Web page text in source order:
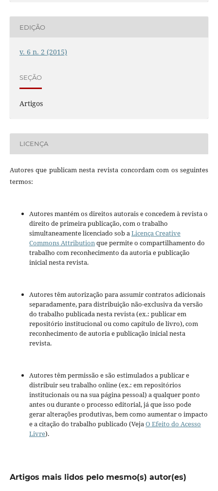
EDIÇÃO
v. 6 n. 2 (2015)
SEÇÃO
Artigos
LICENÇA
Autores que publicam nesta revista concordam com os seguintes
termos:
Autores mantém os direitos autorais e concedem à revista o
direito de primeira publicação, com o trabalho
simultaneamente licenciado sob a Licença Creative
Commons Attribution que permite o compartilhamento do
trabalho com reconhecimento da autoria e publicação
inicial nesta revista.
Autores têm autorização para assumir contratos adicionais
separadamente, para distribuição não-exclusiva da versão
do trabalho publicada nesta revista (ex.: publicar em
repositório institucional ou como capítulo de livro), com
reconhecimento de autoria e publicação inicial nesta
revista.
Autores têm permissão e são estimulados a publicar e
distribuir seu trabalho online (ex.: em repositórios
institucionais ou na sua página pessoal) a qualquer ponto
antes ou durante o processo editorial, já que isso pode
gerar alterações produtivas, bem como aumentar o impacto
e a citação do trabalho publicado (Veja O Efeito do Acesso
Livre).
Artigos mais lidos pelo mesmo(s) autor(es)